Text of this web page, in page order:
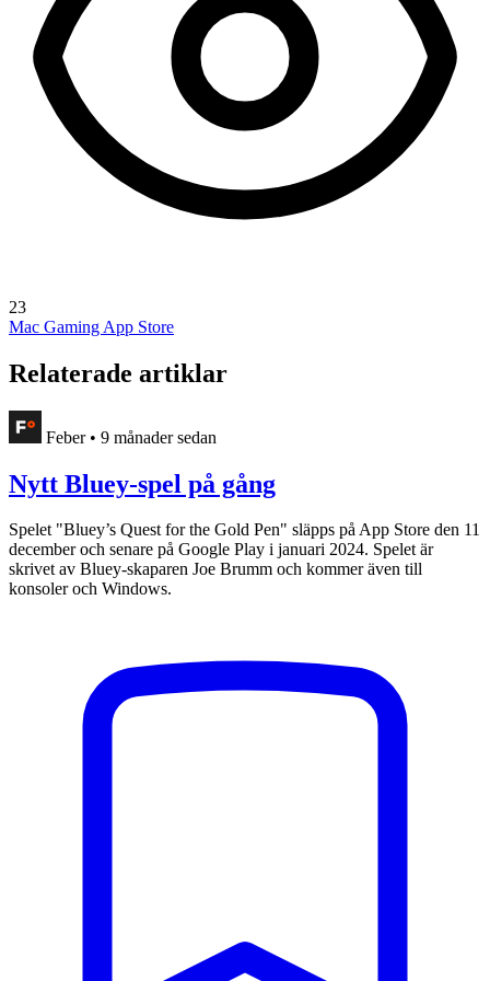
23
Mac Gaming App Store
Relaterade artiklar
Feber • 9 månader sedan
Nytt Bluey-spel på gång
Spelet "Bluey’s Quest for the Gold Pen" släpps på App Store den 11
december och senare på Google Play i januari 2024. Spelet är
skrivet av Bluey-skaparen Joe Brumm och kommer även till
konsoler och Windows.